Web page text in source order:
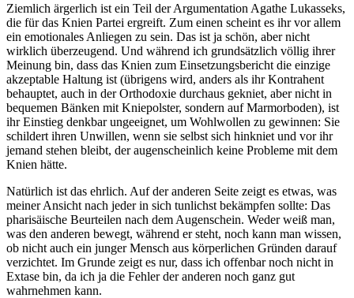
Ziemlich ärgerlich ist ein Teil der Argumentation Agathe Lukasseks,
die für das Knien Partei ergreift. Zum einen scheint es ihr vor allem
ein emotionales Anliegen zu sein. Das ist ja schön, aber nicht
wirklich überzeugend. Und während ich grundsätzlich völlig ihrer
Meinung bin, dass das Knien zum Einsetzungsbericht die einzige
akzeptable Haltung ist (übrigens wird, anders als ihr Kontrahent
behauptet, auch in der Orthodoxie durchaus gekniet, aber nicht in
bequemen Bänken mit Kniepolster, sondern auf Marmorboden), ist
ihr Einstieg denkbar ungeeignet, um Wohlwollen zu gewinnen: Sie
schildert ihren Unwillen, wenn sie selbst sich hinkniet und vor ihr
jemand stehen bleibt, der augenscheinlich keine Probleme mit dem
Knien hätte.
Natürlich ist das ehrlich. Auf der anderen Seite zeigt es etwas, was
meiner Ansicht nach jeder in sich tunlichst bekämpfen sollte: Das
pharisäische Beurteilen nach dem Augenschein. Weder weiß man,
was den anderen bewegt, während er steht, noch kann man wissen,
ob nicht auch ein junger Mensch aus körperlichen Gründen darauf
verzichtet. Im Grunde zeigt es nur, dass ich offenbar noch nicht in
Extase bin, da ich ja die Fehler der anderen noch ganz gut
wahrnehmen kann.